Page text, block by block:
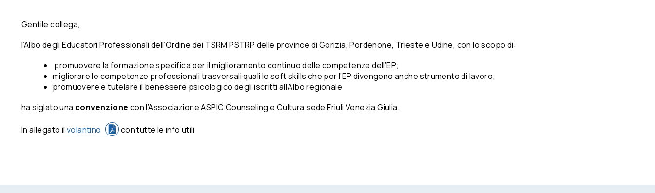
Gentile collega,
l’Albo degli Educatori Professionali dell’Ordine dei TSRM PSTRP delle province di Gorizia, Pordenone, Trieste e Udine, con lo scopo di:
promuovere la formazione specifica per il miglioramento continuo delle competenze dell’EP;
migliorare le competenze professionali trasversali quali le soft skills che per l’EP divengono anche strumento di lavoro;
promuovere e tutelare il benessere psicologico degli iscritti all’Albo regionale
ha siglato una convenzione con l’Associazione ASPIC Counseling e Cultura sede Friuli Venezia Giulia.
In allegato ilvolantino con tutte le info utili